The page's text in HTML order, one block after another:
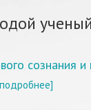
сознания